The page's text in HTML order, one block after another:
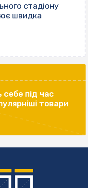
стадіону
швидка
себе під час
товари